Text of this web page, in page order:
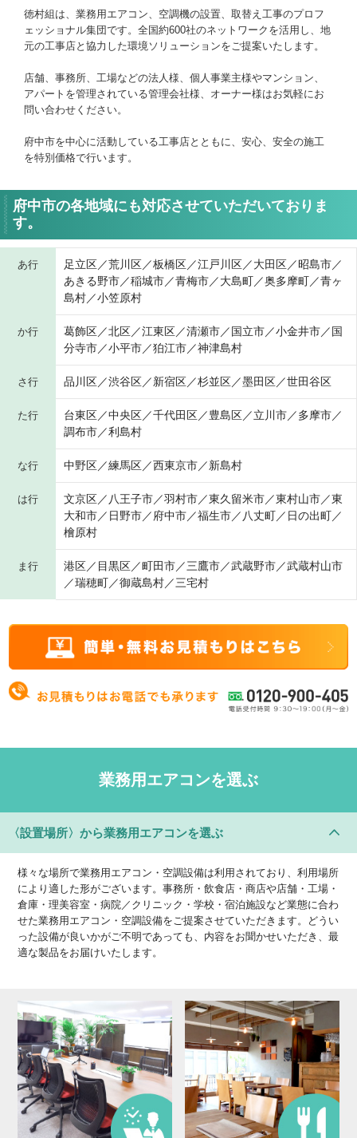
徳村組は、業務用エアコン、空調機の設置、取替え工事のプロフ
ェッショナル集団です。全国約600社のネットワークを活用し、地
元の工事店と協力した環境ソリューションをご提案いたします。
店舗、事務所、工場などの法人様、個人事業主様やマンション、
アパートを管理されている管理会社様、オーナー様はお気軽にお
問い合わせください。
府中市を中心に活動している工事店とともに、安心、安全の施工
を特別価格で行います。
府中市の各地域にも対応させていただいておりま
す。
あ行
足立区／荒川区／板橋区／江戸川区／大田区／昭島市／
あきる野市／稲城市／青梅市／大島町／奥多摩町／青ヶ
島村／小笠原村
か行
葛飾区／北区／江東区／清瀬市／国立市／小金井市／国
分寺市／小平市／狛江市／神津島村
さ行 品川区／渋谷区／新宿区／杉並区／墨田区／世田谷区
た行
台東区／中央区／千代田区／豊島区／立川市／多摩市／
調布市／利島村
な行 中野区／練馬区／西東京市／新島村
は行
文京区／八王子市／羽村市／東久留米市／東村山市／東
大和市／日野市／府中市／福生市／八丈町／日の出町／
檜原村
ま行
港区／目黒区／町田市／三鷹市／武蔵野市／武蔵村山市
／瑞穂町／御蔵島村／三宅村
業務用エアコンを選ぶ
〈設置場所〉 から業務用エアコンを選ぶ
様々な場所で業務用エアコン・空調設備は利用されており、利用場所
により適した形がございます。事務所・飲食店・商店や店舗・工場・
倉庫・理美容室・病院／クリニック・学校・宿泊施設など業態に合わ
せた業務用エアコン・空調設備をご提案させていただきます。どうい
った設備が良いかがご不明であっても、内容をお聞かせいただき、最
適な製品をお届けいたします。